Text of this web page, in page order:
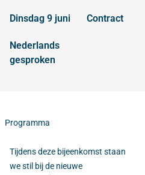
dinsdag 9 juni contract
Nederlands
gesproken
Programma
Tijdens deze bijeenkomst staan
we stil bij de nieuwe